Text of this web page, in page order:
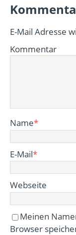
E-Mail Adresse
Kommentar
Name*
E-Mail*
Webseite
Meinen
Browser